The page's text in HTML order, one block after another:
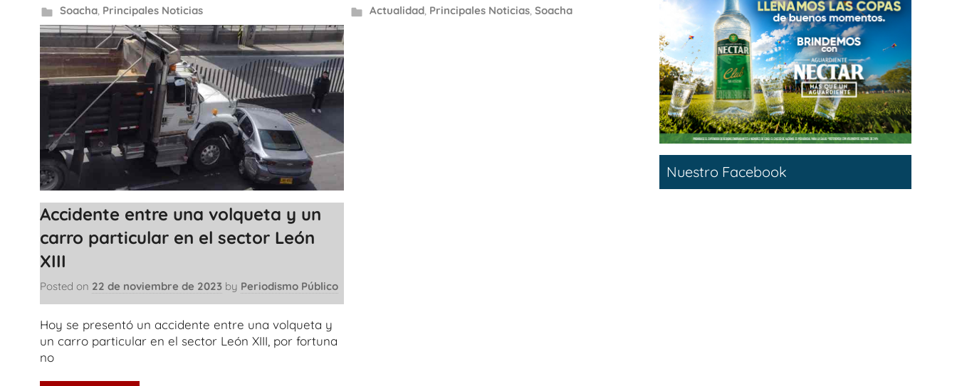
Soacha, Principales Noticias Actualidad, Principales Noticias, Soacha
Accidente entre una volqueta y un
carro particular en el sector León
XIII
Posted on 22 de noviembre de 2023 by Periodismo Público
Hoy se presentó un accidente entre una volqueta y
un carro particular en el sector León XIII, por fortuna
no
Nuestro Facebook